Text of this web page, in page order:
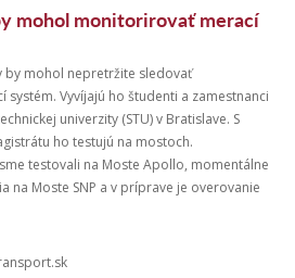
mohol monitorirovať merací
by mohol nepretržite sledovať
Vyvíjajú ho študenti a zamestnanci
univerzity (STU) v Bratislave. S
ho testujú na mostoch.
testovali na Moste Apollo, momentálne
na Moste SNP a v príprave je overovanie